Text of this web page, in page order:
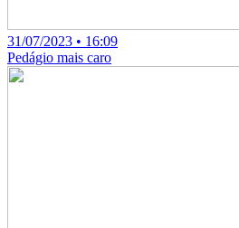
31/07/2023 • 16:09
Pedágio mais caro